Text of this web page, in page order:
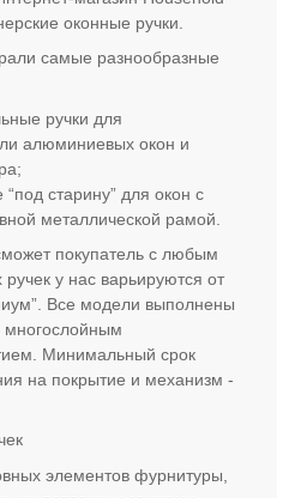
оконные ручки.
самые разнообразные
ручки для
алюминиевых окон и
старину” для окон с
металлической рамой.
покупатель с любым
у нас варьируются от
Все модели выполнены
многослойным
Минимальный срок
на покрытие и механизм -
элементов фурнитуры,